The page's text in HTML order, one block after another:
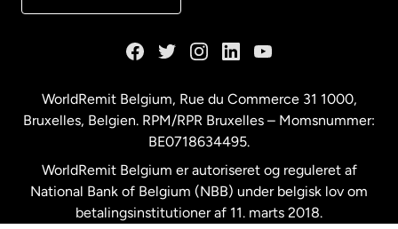
Malaysia
New Zealand
WorldRemit Belgium, Rue du Commerce 31 1000,
Bruxelles, Belgien. RPM/RPR Bruxelles – Momsnummer:
BE0718634495.
WorldRemit Belgium er autoriseret og reguleret af
National Bank of Belgium (NBB) under belgisk lov om
betalingsinstitutioner af 11. marts 2018.